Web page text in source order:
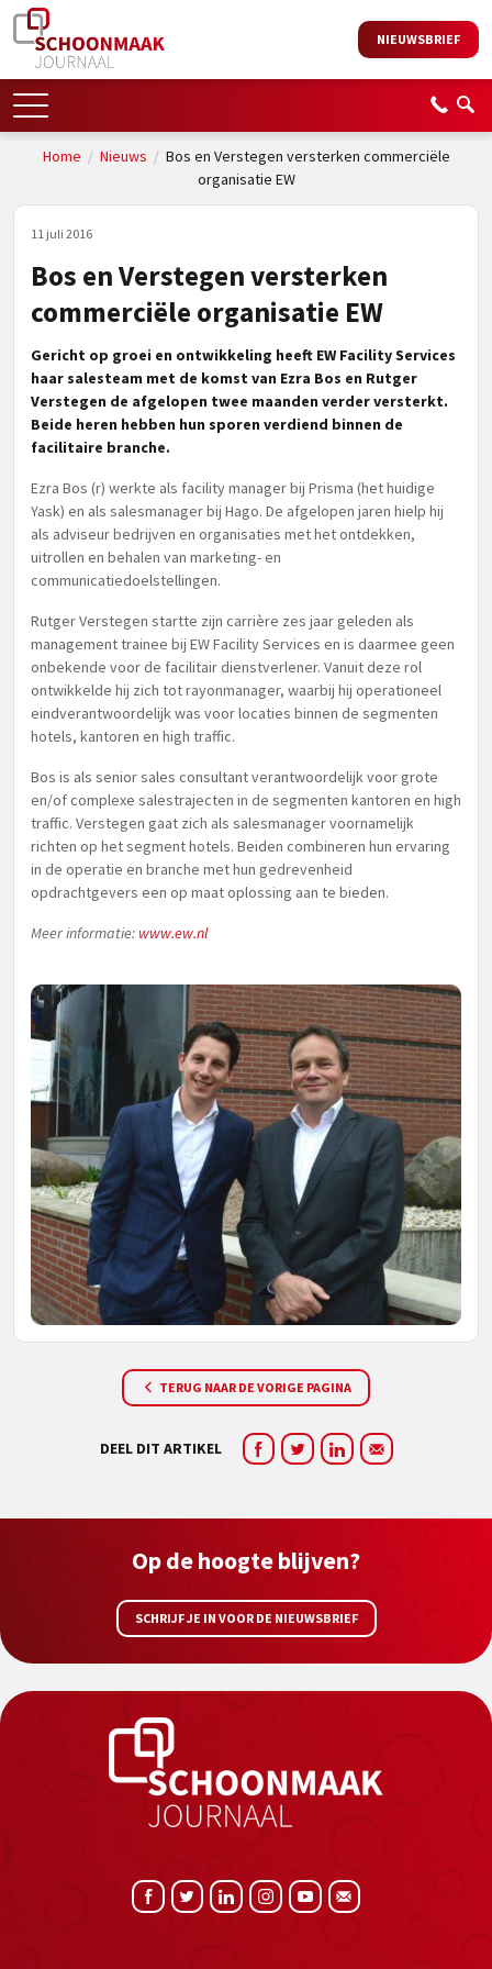
NIEUWSBRIEF
Home / Nieuws / Bos en Verstegen versterken commerciële
organisatie EW
11 juli 2016
Bos en Verstegen versterken
commerciële organisatie EW
Gericht op groei en ontwikkeling heeft EW Facility Services
haar salesteam met de komst van Ezra Bos en Rutger
Verstegen de afgelopen twee maanden verder versterkt.
Beide heren hebben hun sporen verdiend binnen de
facilitaire branche.
Ezra Bos (r) werkte als facility manager bij Prisma (het huidige
Yask) en als salesmanager bij Hago. De afgelopen jaren hielp hij
als adviseur bedrijven en organisaties met het ontdekken,
uitrollen en behalen van marketing- en
communicatiedoelstellingen.
Rutger Verstegen startte zijn carrière zes jaar geleden als
management trainee bij EW Facility Services en is daarmee geen
onbekende voor de facilitair dienstverlener. Vanuit deze rol
ontwikkelde hij zich tot rayonmanager, waarbij hij operationeel
eindverantwoordelijk was voor locaties binnen de segmenten
hotels, kantoren en high traffic.
Bos is als senior sales consultant verantwoordelijk voor grote
en/of complexe salestrajecten in de segmenten kantoren en high
traffic. Verstegen gaat zich als salesmanager voornamelijk
richten op het segment hotels. Beiden combineren hun ervaring
in de operatie en branche met hun gedrevenheid
opdrachtgevers een op maat oplossing aan te bieden.
Meer informatie: www.ew.nl
TERUG NAAR DE VORIGE PAGINA
DEEL DIT ARTIKEL
Op de hoogte blijven?
SCHRIJF JE IN VOOR DE NIEUWSBRIEF